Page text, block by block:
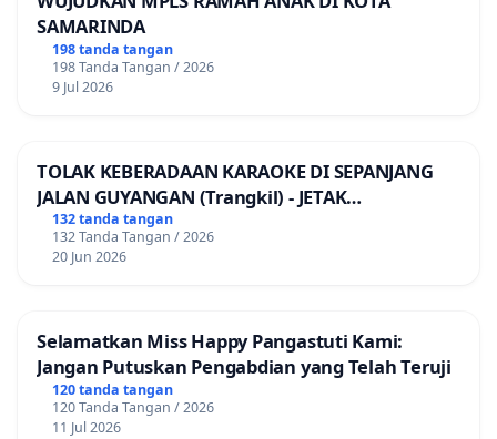
SAMARINDA
198 tanda tangan
198 Tanda Tangan / 2026
9 Jul 2026
TOLAK KEBERADAAN KARAOKE DI SEPANJANG
JALAN GUYANGAN (Trangkil) - JETAK
(Wedarijaksa) Kab. PATI
132 tanda tangan
132 Tanda Tangan / 2026
20 Jun 2026
Selamatkan Miss Happy Pangastuti Kami:
Jangan Putuskan Pengabdian yang Telah Teruji
120 tanda tangan
120 Tanda Tangan / 2026
11 Jul 2026